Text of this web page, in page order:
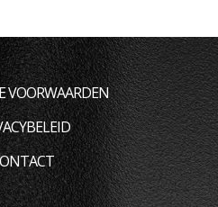
VOORWAARDEN